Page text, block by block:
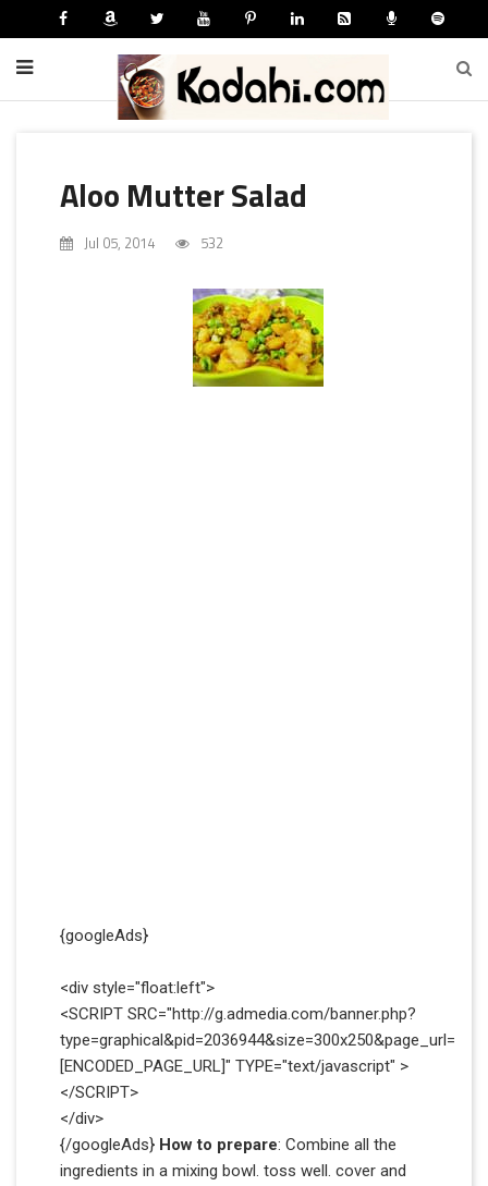
Aloo Mutter Salad
Jul 05, 2014 532
{googleAds}
<div style="float:left">
<SCRIPT SRC="http://g.admedia.com/banner.php?
type=graphical&pid=2036944&size=300x250&page_url=
[ENCODED_PAGE_URL]" TYPE="text/javascript" >
</SCRIPT>
</div>
{/googleAds} How to prepare: Combine all the
ingredients in a mixing bowl. toss well. cover and